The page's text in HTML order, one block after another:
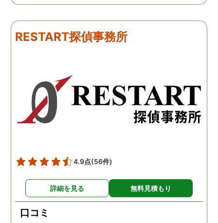
たのですが、見事に探して
ました。うれしくてお互い
に涙の再会でした。 対応し
玉総合情報事務所さんに依
頼させていただき本当に良
かったです。
くれました。探偵事務所
にも関わらず、相談員の
明な点が全くないほどし
かりと説明をしてくれま
た。調査では夫が不倫相
の自宅に頻繁に訪れる様
務所に関しても調べてく
ていて、周りの人たちの
かげで夫と離婚ができそ
RESTART探偵事務所
4.9点(56件)
詳細を見る 無料見積もり
口コミ